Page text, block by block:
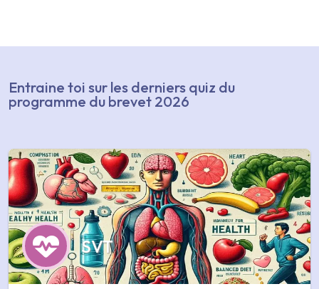
Entraine toi sur les derniers quiz du
programme du brevet 2026
SVT